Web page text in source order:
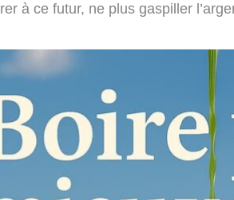
à ce futur, ne plus gaspiller